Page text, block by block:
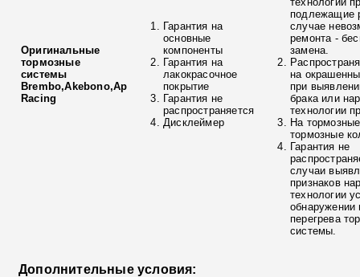
Оригинальные
тормозные
системы
Brembo,Akebono,Ap
Racing
Гарантия на
основные
компоненты
Гарантия на
лакокрасочное
покрытие
Гарантия не
распространяется
Дисклеймер
подлежащие
случае
ремонта -
замена.
на
при
брака или
технологии
На
тормозные
Гарантия не
случаи
признаков
технологии
обнаружении
перегрева
системы.
Дополнительные условия: